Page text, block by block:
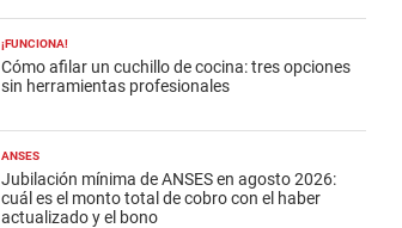
¡FUNCIONA!
Cómo afilar un cuchillo de cocina: tres opciones
sin herramientas profesionales
ANSES
Jubilación mínima de ANSES en agosto 2026:
cuál es el monto total de cobro con el haber
actualizado y el bono